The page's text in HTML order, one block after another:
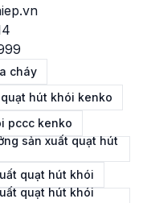
cháy
quạt hút khói kenko
pccc kenko
sản xuất quạt hút
quạt hút khói
quạt hút khói